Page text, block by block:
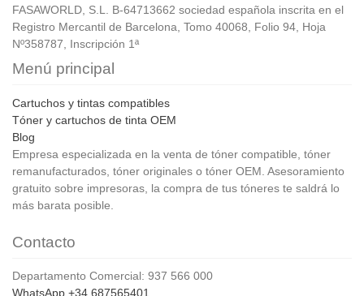
FASAWORLD, S.L. B-64713662 sociedad española inscrita en el
Registro Mercantil de Barcelona, Tomo 40068, Folio 94, Hoja
Nº358787, Inscripción 1ª
Menú principal
Cartuchos y tintas compatibles
Tóner y cartuchos de tinta OEM
Blog
Empresa especializada en la venta de tóner compatible, tóner
remanufacturados, tóner originales o tóner OEM. Asesoramiento
gratuito sobre impresoras, la compra de tus tóneres te saldrá lo
más barata posible.
Contacto
Departamento Comercial: 937 566 000
WhatsApp +34 687565401